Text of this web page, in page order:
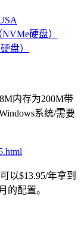
硬盘）
盘）
内存为200M带
系统/需要
以$13.95/年拿到
的配置。